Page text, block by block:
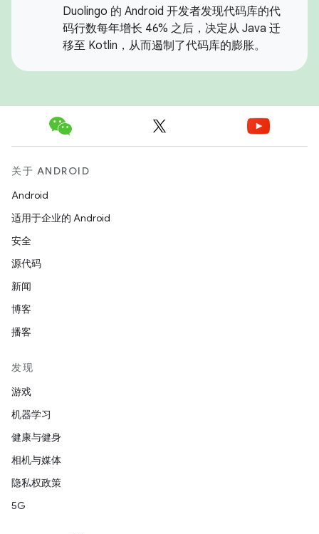
Duolingo 的 Android 开发者发现代码库的代
码行数每年增长 46% 之后，决定从 Java 迁
移至 Kotlin，从而遏制了代码库的膨胀。
关于 ANDROID
Android
适用于企业的 Android
安全
源代码
新闻
博客
播客
发现
游戏
机器学习
健康与健身
相机与媒体
隐私权政策
5G